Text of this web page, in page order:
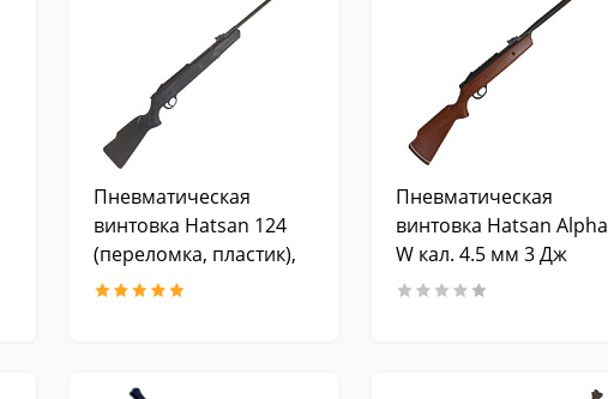
Пневматическая
винтовка Hatsan 124
(переломка, пластик),
калибр 4,5 мм, 3 Дж
Пневматическая
винтовка Hatsan Alpha
W кал. 4.5 мм 3 Дж